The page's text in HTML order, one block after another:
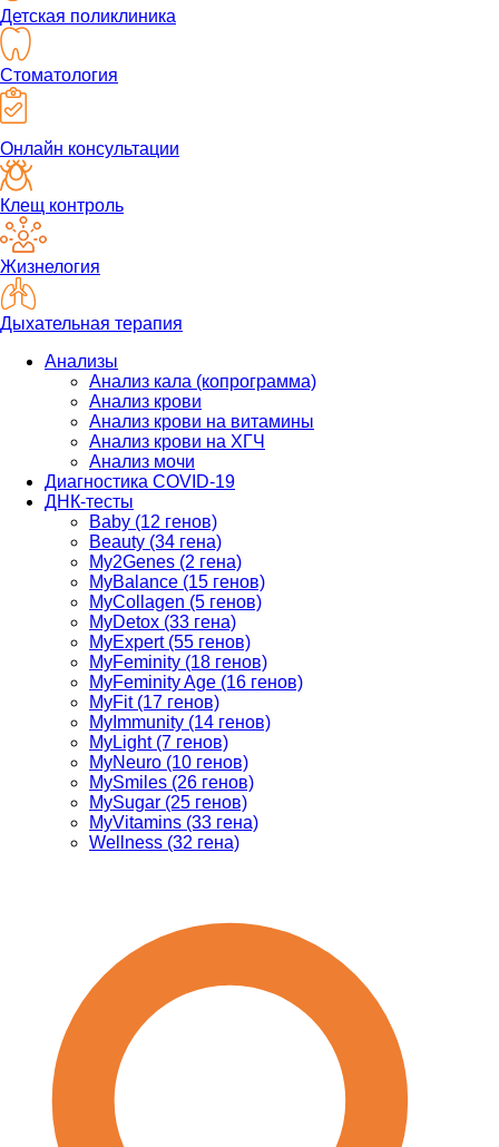
Детская поликлиника
Стоматология
Онлайн консультации
Клещ контроль
Жизнелогия
Дыхательная терапия
Анализы
Анализ кала (копрограмма)
Анализ крови
Анализ крови на витамины
Анализ крови на ХГЧ
Анализ мочи
Диагностика COVID-19
ДНК-тесты
Baby (12 генов)
Beauty (34 гена)
My2Genes (2 гена)
MyBalance (15 генов)
MyCollagen (5 генов)
MyDetox (33 гена)
MyExpert (55 генов)
MyFeminity (18 генов)
MyFeminity Age (16 генов)
MyFit (17 генов)
MyImmunity (14 генов)
MyLight (7 генов)
MyNeuro (10 генов)
MySmiles (26 генов)
MySugar (25 генов)
MyVitamins (33 гена)
Wellness (32 гена)